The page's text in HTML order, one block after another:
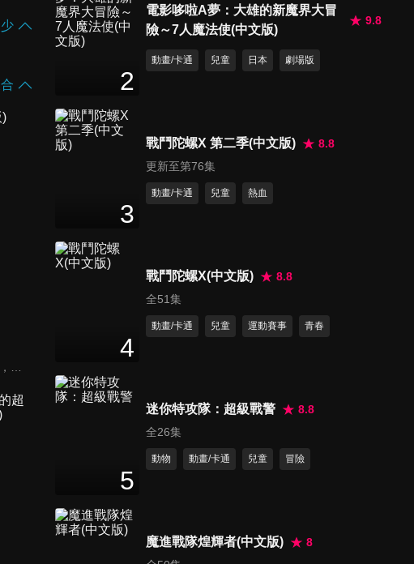
第479集 螢...螢火蟲快來/想被
25分鐘
25分鐘
第481集 神槍手比賽/大騷動,
第482集 吃人屋/毛骨悚然, 學
雞煙火
25分鐘
2
電影哆啦A夢：大雄的新魔界大冒
險～7人魔法使(中文版)
9.8
動畫/卡通 兒童 日本 劇場版
3
戰鬥陀螺X 第二季(中文版)
8.8
更新至第76集
動畫/卡通 兒童 熱血
4
戰鬥陀螺X(中文版)
8.8
全51集
動畫/卡通 兒童 運動賽事 青春
5
迷你特攻隊：超級戰警
8.8
全26集
動物 動畫/卡通 兒童 冒險
魔進戰隊煌輝者(中文版)
8